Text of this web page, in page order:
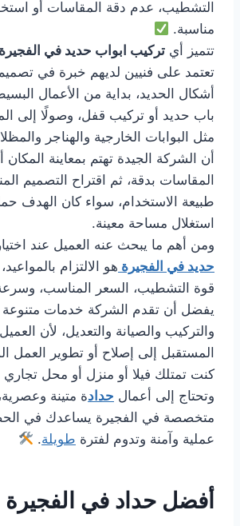
التشطيب، عدم دقة المقاسات أو
مناسبة.
تتميز أي تركيب ابواب حديد في الفجيرة
تعتمد على فنيين لديهم خبرة في
أشكال الحديد، بداية من الأعمال
باب حديد أو تركيب قفل، وصولًا إلى
مثل البوابات الخارجية والهناجر
أن الشركة الجيدة تهتم بمعاينة المكان
المقاسات بدقة، ثم اقتراح التصميم
طبيعة الاستخدام، سواء كان الهدف
استغلال مساحة معينة.
ومن أهم ما يبحث عنه العميل عند اختيار
حديد في الفجيرة هو الالتزام
قوة التشطيب، السعر المناسب، وسرعة
يفضل أن تقدم الشركة خدمات
والتركيب والصيانة والتعديل، لأن
المستقبل إلى إصلاح أو تطوير العمل
كنت تمتلك فيلا أو منزل أو محل
وتحتاج إلى أعمال حدادة متينة
متخصصة في الفجيرة يساعدك في
عملية وآمنة وتدوم لفترة طويلة.
أفضل حداد في الفجيرة